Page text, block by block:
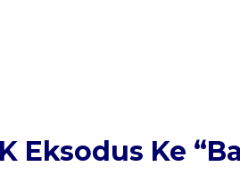
Eksodus Ke